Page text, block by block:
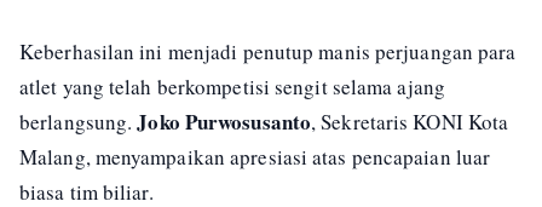
Keberhasilan ini menjadi penutup manis perjuangan para
atlet yang telah berkompetisi sengit selama ajang
berlangsung.Joko Purwosusanto, Sekretaris KONI Kota
Malang, menyampaikan apresiasi atas pencapaian luar
biasa tim biliar.